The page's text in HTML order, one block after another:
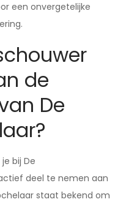
een onvergetelijke
de
De
bij De
deel te nemen aan
staat bekend om